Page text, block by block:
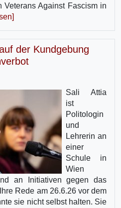
Against Fascism in
der Kundgebung
Sali Attia
ist
Politologin
und
Lehrerin an
einer
Schule in
Wien
an Initiativen gegen das
Rede am 26.6.26 vor dem
sie nicht selbst halten. Sie